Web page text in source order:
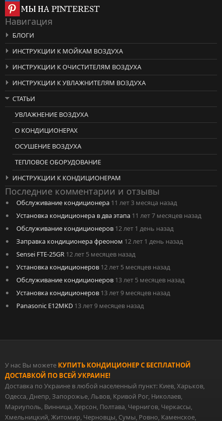
Навигация
БЛОГИ
ИНСТРУКЦИИ К МОЙКАМ ВОЗДУХА
ИНСТРУКЦИИ К ОЧИСТИТЕЛЯМ ВОЗДУХА
ИНСТРУКЦИИ К УВЛАЖНИТЕЛЯМ ВОЗДУХА
СТАТЬИ
УВЛАЖНЕНИЕ ВОЗДУХА
О КОНДИЦИОНЕРАХ
ОСУШЕНИЕ ВОЗДУХА
ТЕПЛОВОЕ ОБОРУДОВАНИЕ
ИНСТРУКЦИИ К КОНДИЦИОНЕРАМ
Последние комментарии и отзывы
Обслуживание кондиционера 11 лет 3 месяца назад
Установка кондиционера в два этапа 11 лет 7 месяцев назад
Обслуживание кондиционеров 12 лет 1 день назад
Заправка кондиционера фреоном 12 лет 1 день назад
Sensei FTE-25GR 12 лет 5 месяцев назад
Установка кондиционеров 12 лет 5 месяцев назад
Обслуживание кондиционеров 13 лет 5 месяцев назад
Установка кондиционеров 13 лет 9 месяцев назад
Panasonic E12MKD 13 лет 9 месяцев назад
У нас Вы можете КУПИТЬ КОНДИЦИОНЕР С БЕСПЛАТНОЙ
ДОСТАВКОЙ ПО ВСЕЙ УКРАИНЕ!
Доставка по Украине в любой населенный пункт: Киев, Харьков,
Одесса, Днепр, Запорожье, Львов, Кривой Рог, Николаев,
Мариуполь, Винница, Херсон, Полтава, Чернигов, Черкассы,
Хмельницкий, Житомир, Черновцы, Сумы, Ровно, Каменское,